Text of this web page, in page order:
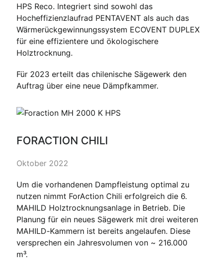
HPS Reco. Integriert sind sowohl das
Hocheffizienzlaufrad PENTAVENT als auch das
Wärmerückgewinnungssystem ECOVENT DUPLEX
für eine effizientere und ökologischere
Holztrocknung.
Für 2023 erteilt das chilenische Sägewerk den
Auftrag über eine neue Dämpfkammer.
FORACTION CHILI
Oktober 2022
Um die vorhandenen Dampfleistung optimal zu
nutzen nimmt ForAction Chili erfolgreich die 6.
MAHILD Holztrocknungsanlage in Betrieb. Die
Planung für ein neues Sägewerk mit drei weiteren
MAHILD-Kammern ist bereits angelaufen. Diese
versprechen ein Jahresvolumen von ~ 216.000
m³.